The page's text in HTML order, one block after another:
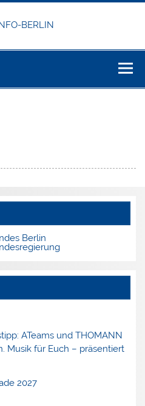
Berlin
ATeams und THOMANN
Musik für Euch – präsentiert
2027